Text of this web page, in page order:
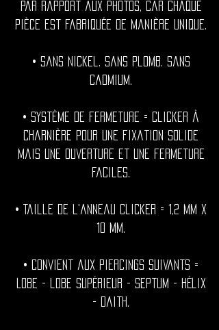
par rapport aux photos, car chaque
pièce est fabriquée de manière unique.
• Sans nickel. Sans plomb. Sans
cadmium.
• Système de fermeture = Clicker à
charnière pour une fixation solide
mais une ouverture et une fermeture
faciles.
• Taille de l'anneau clicker = 1,2 mm x
10 mm.
• Convient aux piercings suivants =
Lobe - lobe supérieur - Septum - Hélix
- Daith.